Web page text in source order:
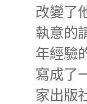
改變了
執意的
年經驗
寫成了
家出版